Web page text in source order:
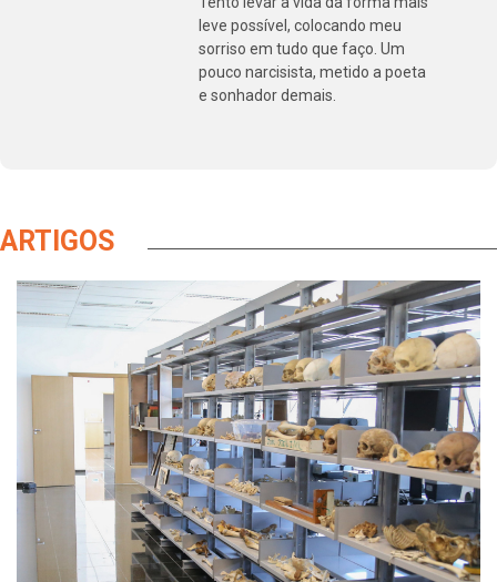
leve possível, colocando meu
sorriso em tudo que faço. Um
pouco narcisista, metido a poeta
e sonhador demais.
ARTIGOS